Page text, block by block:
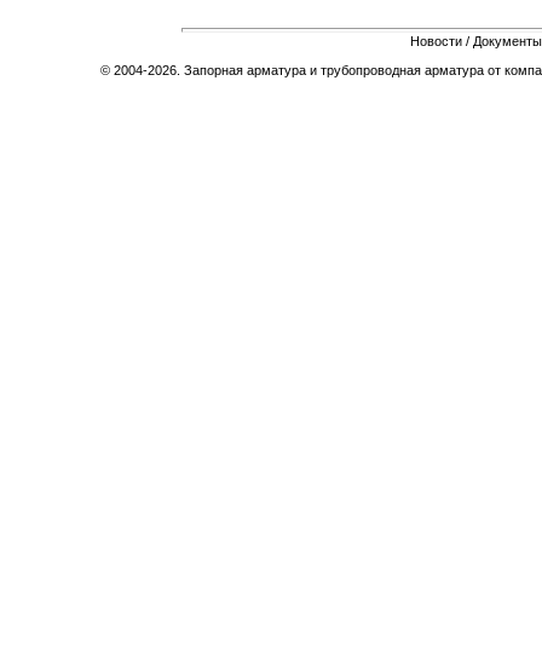
Новости / Документы
© 2004-2026. Запорная арматура и трубопроводная арматура от